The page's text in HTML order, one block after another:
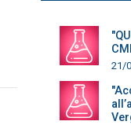
21/